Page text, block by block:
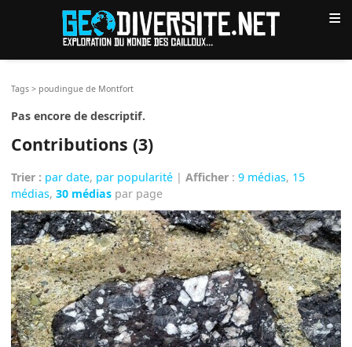
≡
Tags > poudingue de Montfort
Pas encore de descriptif.
Contributions (3)
Trier : par date, par popularité |Afficher :9 médias, 15
médias,30 médias par page